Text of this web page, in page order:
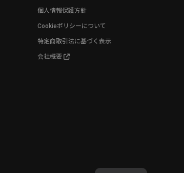
個人情報保護方針
Cookieポリシーについて
特定商取引法に基づく表示
会社概要